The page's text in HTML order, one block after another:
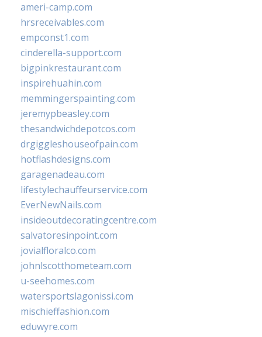
ameri-camp.com
hrsreceivables.com
empconst1.com
cinderella-support.com
bigpinkrestaurant.com
inspirehuahin.com
memmingerspainting.com
jeremypbeasley.com
thesandwichdepotcos.com
drgiggleshouseofpain.com
hotflashdesigns.com
garagenadeau.com
lifestylechauffeurservice.com
EverNewNails.com
insideoutdecoratingcentre.com
salvatoresinpoint.com
jovialfloralco.com
johnlscotthometeam.com
u-seehomes.com
watersportslagonissi.com
mischieffashion.com
eduwyre.com